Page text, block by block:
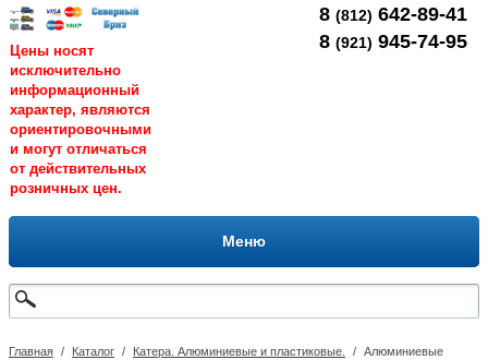
Цены носят
исключительно
информационный
характер, являются
ориентировочными
и могут отличаться
от действительных
розничных цен.
8 (812) 642-89-41
8 (921) 945-74-95
Меню
Главная / Каталог / Катера. Алюминиевые и пластиковые. / Алюминиевые